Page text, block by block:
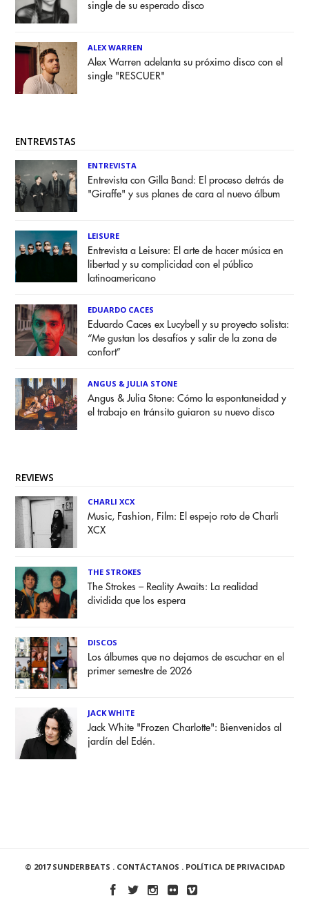
single de su esperado disco
ALEX WARREN
Alex Warren adelanta su próximo disco con el
single "RESCUER"
ENTREVISTAS
ENTREVISTA
Entrevista con Gilla Band: El proceso detrás de
"Giraffe" y sus planes de cara al nuevo álbum
LEISURE
Entrevista a Leisure: El arte de hacer música en
libertad y su complicidad con el público
latinoamericano
EDUARDO CACES
Eduardo Caces ex Lucybell y su proyecto solista:
“Me gustan los desafíos y salir de la zona de
confort”
ANGUS & JULIA STONE
Angus & Julia Stone: Cómo la espontaneidad y
el trabajo en tránsito guiaron su nuevo disco
REVIEWS
CHARLI XCX
Music, Fashion, Film: El espejo roto de Charli
XCX
THE STROKES
The Strokes – Reality Awaits: La realidad
dividida que los espera
DISCOS
Los álbumes que no dejamos de escuchar en el
primer semestre de 2026
JACK WHITE
Jack White "Frozen Charlotte": Bienvenidos al
jardín del Edén.
© 2017 SUNDERBEATS . CONTÁCTANOS . POLÍTICA DE PRIVACIDAD